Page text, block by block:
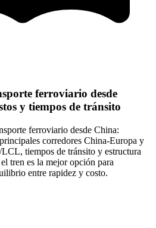
ferroviario desde
y tiempos de tránsito
ferroviario desde China:
corredores China-Europa y
tiempos de tránsito y estructura
tren es la mejor opción para
entre rapidez y costo.